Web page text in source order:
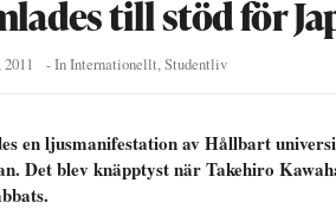
till stöd för
2011 - InInternationellt,Studentliv
en ljusmanifestation av Hållbart
Det blev knäpptyst när Takehiro